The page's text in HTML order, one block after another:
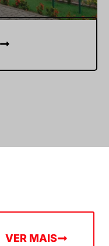
VER MAIS